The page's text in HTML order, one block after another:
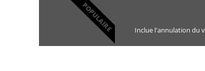
POPULAIRE Inclue l'annulation du